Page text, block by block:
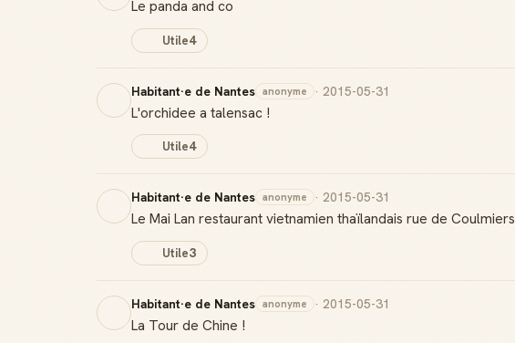
Le panda and co
Utile4
Habitant·e de Nantes anonyme · 2015-05-31
L'orchidee a talensac !
Utile4
Habitant·e de Nantes anonyme · 2015-05-31
Le Mai Lan restaurant vietnamien thaïlandais rue de Coulmiers
Utile3
Habitant·e de Nantes anonyme · 2015-05-31
La Tour de Chine !